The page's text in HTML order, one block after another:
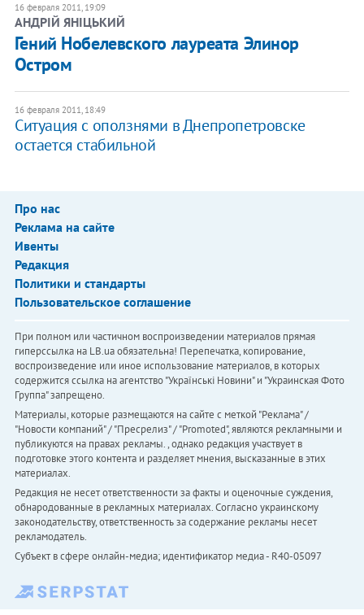
16 февраля 2011, 19:09
АНДРІЙ ЯНІЦЬКИЙ
Гений Нобелевского лауреата Элинор
Остром
16 февраля 2011, 18:49
Ситуация с оползнями в Днепропетровске
остается стабильной
Про нас
Реклама на сайте
Ивенты
Редакция
Политики и стандарты
Пользовательское соглашение
При полном или частичном воспроизведении материалов прямая
гиперссылка на LB.ua обязательна! Перепечатка, копирование,
воспроизведение или иное использование материалов, в которых
содержится ссылка на агентство "Українськi Новини" и "Украинская Фото
Группа" запрещено.
Материалы, которые размещаются на сайте с меткой "Реклама" /
"Новости компаний" / "Пресрелиз" / "Promoted", являются рекламными и
публикуются на правах рекламы. , однако редакция участвует в
подготовке этого контента и разделяет мнения, высказанные в этих
материалах.
Редакция не несет ответственности за факты и оценочные суждения,
обнародованные в рекламных материалах. Согласно украинскому
законодательству, ответственность за содержание рекламы несет
рекламодатель.
Субъект в сфере онлайн-медиа; идентификатор медиа - R40-05097